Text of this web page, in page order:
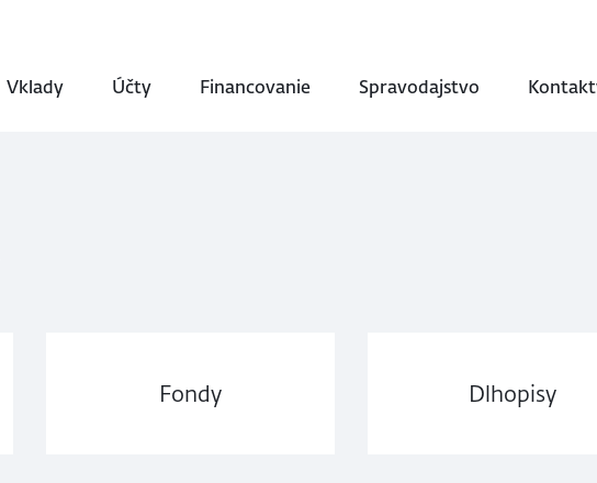
Vklady Účty Financovanie Spravodajstvo
Fondy Dlhopisy